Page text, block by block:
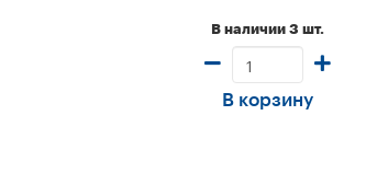
В наличии 3 шт.
В корзину